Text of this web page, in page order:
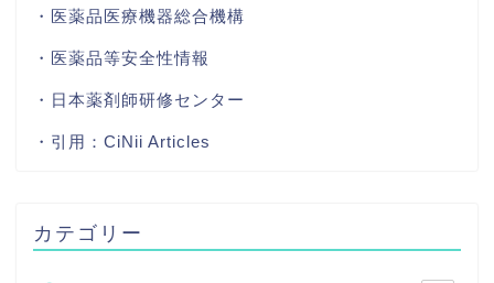
・医薬品医療機器総合機構
・医薬品等安全性情報
・日本薬剤師研修センター
・引用： CiNii Articles
カテゴリー